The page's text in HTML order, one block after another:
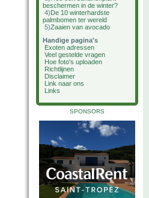
beschermen in de winter?
4)De 10 winterhardste
palmbomen ter wereld
5)Zaaien van avocado
Handige pagina's
Exoten adressen
Veel gestelde vragen
Hoe foto's uploaden
Richtlijnen
Disclaimer
Link naar ons
Links
SPONSORS